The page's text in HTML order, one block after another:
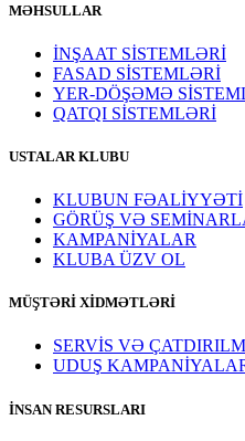
MƏHSULLAR
İNŞAAT SİSTEMLƏRİ
FASAD SİSTEMLƏRİ
YER-DÖŞƏMƏ
QATQI SİSTEMLƏRİ
USTALAR KLUBU
KLUBUN FƏALİYYƏTİ
GÖRÜŞ VƏ
KAMPANİYALAR
KLUBA ÜZV OL
MÜŞTƏRİ XİDMƏTLƏRİ
SERVİS VƏ
UDUŞ
İNSAN RESURSLARI